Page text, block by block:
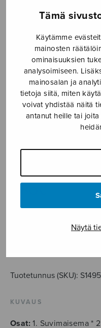
Tämä
Käytämme
mainosten
ominaisuuksien
analysoimiseen.
mainosalan ja
tietoja siitä, miten
voivat yhdistää näitä
antanut heille tai
Näytä
Etusivu ›
Viita-sarja
7,80€
Tuotetunnus (SKU): S1495
KUVAUS
Osat: 1. Suvimaisema *